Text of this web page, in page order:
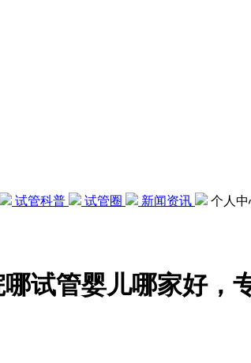
试管科普 试管圈 新闻资讯
个人中
试管婴儿哪家好，